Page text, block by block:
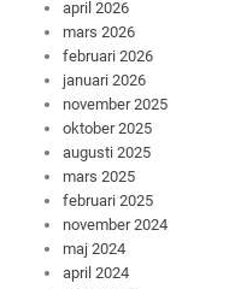
april 2026
mars 2026
februari 2026
januari 2026
november 2025
oktober 2025
augusti 2025
mars 2025
februari 2025
november 2024
maj 2024
april 2024